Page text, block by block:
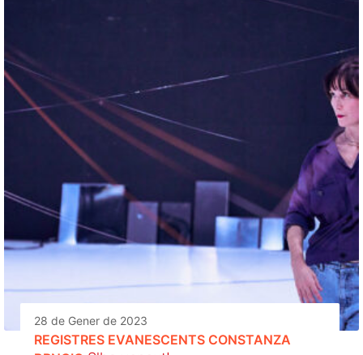
28 de Gener de 2023
REGISTRES EVANESCENTS CONSTANZA